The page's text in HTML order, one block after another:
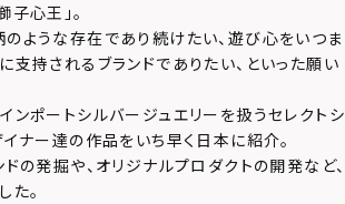
心王」。
ような存在であり続けたい、遊び心をいつま
支持されるブランドでありたい、といった願い
ンポートシルバージュエリーを扱うセレクトシ
ナー達の作品をいち早く日本に紹介。
の発掘や、オリジナルプロダクトの開発など、
た。